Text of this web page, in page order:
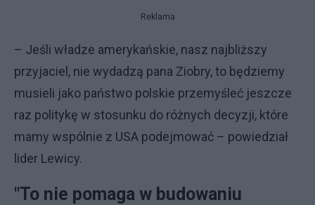
Reklama
– Jeśli władze amerykańskie, nasz najbliższy
przyjaciel, nie wydadzą pana Ziobry, to będziemy
musieli jako państwo polskie przemyśleć jeszcze
raz politykę w stosunku do różnych decyzji, które
mamy wspólnie z USA podejmować – powiedział
lider Lewicy.
"To nie pomaga w budowaniu